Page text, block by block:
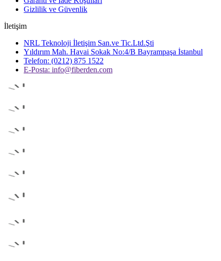
Gizlilik ve Güvenlik
İletişim
NRL Teknoloji İletişim San.ve Tic.Ltd.Şti
Yıldırım Mah. Havai Sokak No:4/B Bayrampaşa İstanbul
Telefon: (0212) 875 1522
E-Posta: info@fiberden.com